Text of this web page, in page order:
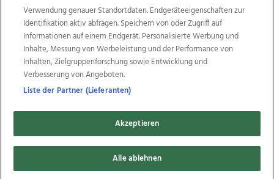
Weitere Angebote des Medienhauses Wimmer
TV1 di-mog-i.at OÖNow
Ischler Woche
Life Radio
OÖNachrichten
OÖN Immobilien
OÖN Karriere
OÖN Reise
Promenaden Galerien
Regionaljobs
wasistlos.at
Copyrights © 2026 Tips Zeitungs GmbH & Co KG
developed by11x11.net
Verwendung genauer Standortdaten. Endgeräteeigenschaften zur
Identifikation aktiv abfragen. Speichern von oder Zugriff auf
Informationen auf einem Endgerät. Personalisierte Werbung und
Inhalte, Messung von Werbeleistung und der Performance von
Inhalten, Zielgruppenforschung sowie Entwicklung und
Verbesserung von Angeboten.
Liste der Partner (Lieferanten)
Akzeptieren
Alle ablehnen